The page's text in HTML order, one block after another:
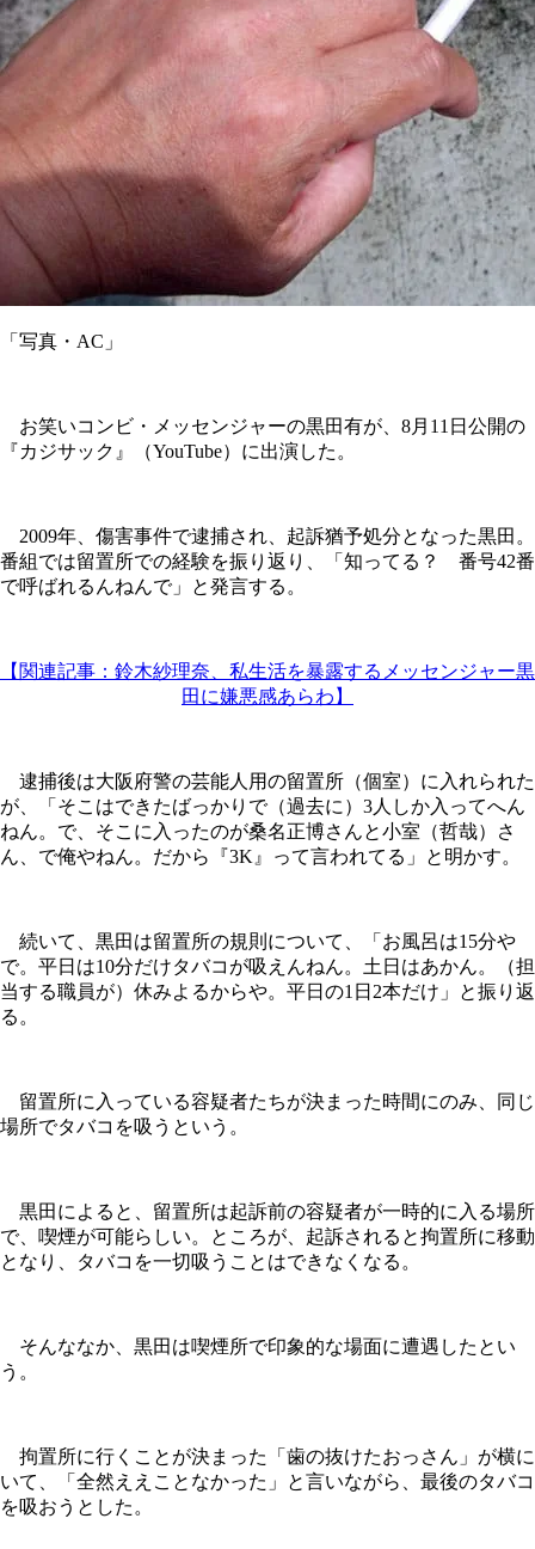
「写真・AC」
お笑いコンビ・メッセンジャーの黒田有が、8月11日公開の
『カジサック』（YouTube）に出演した。
2009年、傷害事件で逮捕され、起訴猶予処分となった黒田。
番組では留置所での経験を振り返り、「知ってる？ 番号42番
で呼ばれるんねんで」と発言する。
【関連記事：鈴木紗理奈、私生活を暴露するメッセンジャー黒
田に嫌悪感あらわ】
逮捕後は大阪府警の芸能人用の留置所（個室）に入れられた
が、「そこはできたばっかりで（過去に）3人しか入ってへん
ねん。で、そこに入ったのが桑名正博さんと小室（哲哉）さ
ん、で俺やねん。だから『3K』って言われてる」と明かす。
続いて、黒田は留置所の規則について、「お風呂は15分や
で。平日は10分だけタバコが吸えんねん。土日はあかん。（担
当する職員が）休みよるからや。平日の1日2本だけ」と振り返
る。
留置所に入っている容疑者たちが決まった時間にのみ、同じ
場所でタバコを吸うという。
黒田によると、留置所は起訴前の容疑者が一時的に入る場所
で、喫煙が可能らしい。ところが、起訴されると拘置所に移動
となり、タバコを一切吸うことはできなくなる。
そんななか、黒田は喫煙所で印象的な場面に遭遇したとい
う。
拘置所に行くことが決まった「歯の抜けたおっさん」が横に
いて、「全然ええことなかった」と言いながら、最後のタバコ
を吸おうとした。